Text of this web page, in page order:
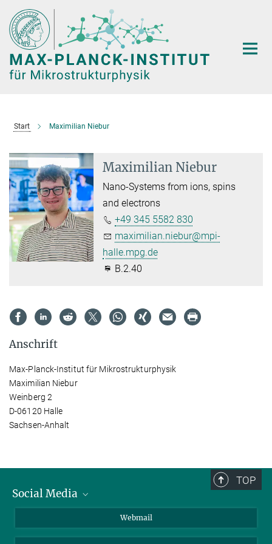
Hauptinhalt
Start Maximilian Niebur
Maximilian Niebur
Nano-Systems from ions, spins
and electrons
+49 345 5582 830
maximilian.niebur@mpi-
halle.mpg.de
B.2.40
Anschrift
Max-Planck-Institut für Mikrostrukturphysik
Maximilian Niebur
Weinberg 2
D-06120 Halle
Sachsen-Anhalt
TOP
Social Media
YouTube
Webmail